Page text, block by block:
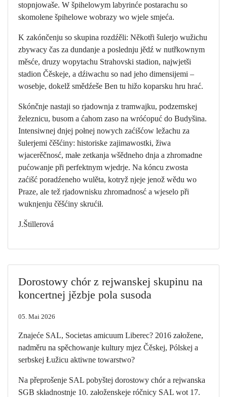
stopnjowaše. W špihelowym labyrinće postarachu so
skomolene špihelowe wobrazy wo wjele smjeća.
K zakónčenju so skupina rozdźěli: Někotři šulerjo wužichu
zbywacy čas za dundanje a poslednju jědź w nutřkownym
měsće, druzy wopytachu Strahovski stadion, najwjetši
stadion Čěskeje, a dźiwachu so nad jeho dimensijemi –
wosebje, dokelž smědźeše Ben tu hižo koparsku hru hrać.
Skónčnje nastaji so rjadownja z tramwajku, podzemskej
železnicu, busom a ćahom zaso na wróćopuć do Budyšina.
Intensiwnej dnjej połnej nowych zaćišćow ležachu za
šulerjemi čěšćiny: historiske zajimawostki, žiwa
wjacerěčnosć, małe zetkanja wšědneho dnja a zhromadne
pućowanje při perfektnym wjedrje. Na kóncu zwosta
zaćišć poradźeneho wulěta, kotryž njeje jenož wědu wo
Praze, ale tež rjadownisku zhromadnosć a wjeselo při
wuknjenju čěšćiny skrućił.
J.Štillerová
Dorostowy chór z rejwanskej skupinu na
koncertnej jězbje pola susoda
05. Mai 2026
Znajeće SAL, Societas amicuum Liberec? 2016 załožene,
nadměru na spěchowanje kultury mjez Čěskej, Pólskej a
serbskej Łužicu aktiwne towarstwo?
Na přeprošenje SAL pobyštej dorostowy chór a rejwanska
SGB składnostnje 10. załoženskeje róčnicy SAL wot 17.